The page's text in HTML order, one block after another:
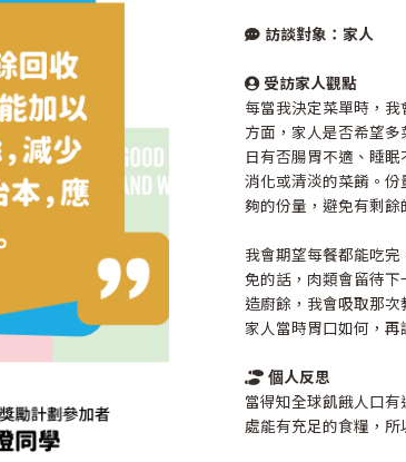
訪談對象：家人
受訪家人觀點
每當我決定菜單時，
方面，家人是否希望
日有否腸胃不適、睡
消化或清淡的菜餚。
夠的份量，避免有剩餘
我會期望每餐都能吃
免的話，肉類會留待
造廚餘，我會吸取那
家人當時胃口如何，再
個 人反思
當得知全球飢餓人口
處能有充足的食糧，所